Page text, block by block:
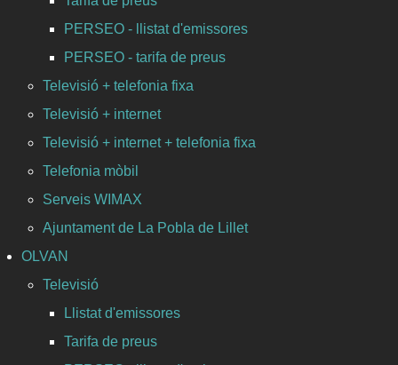
PERSEO - llistat d'emissores
PERSEO - tarifa de preus
Televisió + telefonia fixa
Televisió + internet
Televisió + internet + telefonia fixa
Telefonia mòbil
Serveis WIMAX
Ajuntament de La Pobla de Lillet
OLVAN
Televisió
Llistat d'emissores
Tarifa de preus